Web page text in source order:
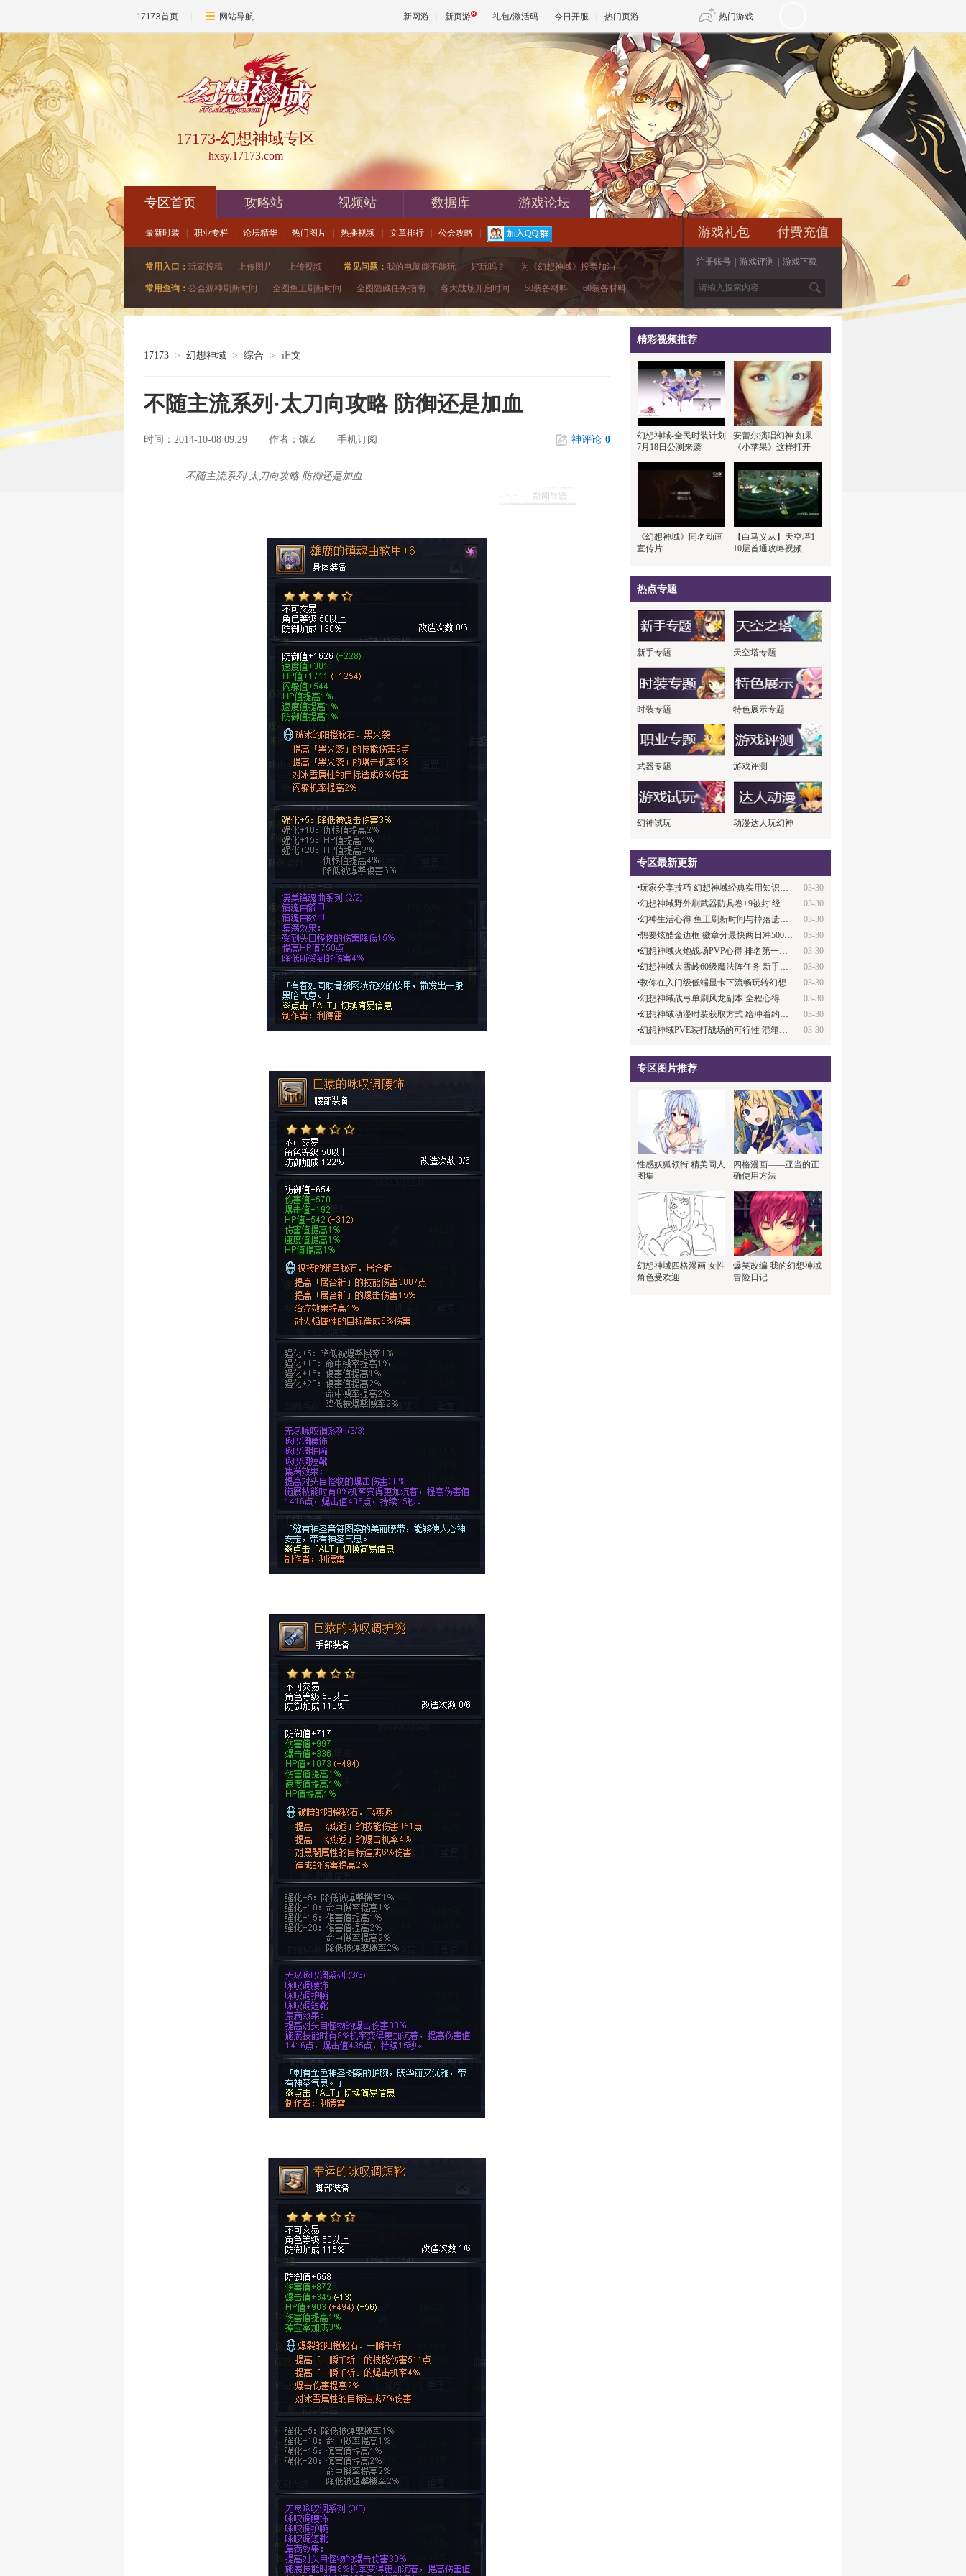
17173首页 网站导航 新网游 新页游 礼包/激活码 今日开服 热门页游 热门游戏
魔兽 DNF 传奇4
天堂 剑网3旗舰版 新天龙八部
王权与自由 诛仙世界
17173-幻想神域专区
hxsy.17173.com
专区首页 攻略站 视频站 数据库 游戏论坛
最新时装 职业专栏 论坛精华 热门图片 热播视频 文章排行 公会攻略
常用入口： 玩家投稿 上传图片 上传视频 常见问题： 我的电脑能不能玩 好玩吗？ 为《幻想神域》投票加油
常用查询： 公会源神刷新时间 全图鱼王刷新时间 全图隐藏任务指南 各大战场开启时间 50装备材料 60装备材料
游戏礼包 付费充值
注册账号 游戏评测 游戏下载
17173 > 幻想神域 > 综合 > 正文
不随主流系列·太刀向攻略 防御还是加血
时间：2014-10-08 09:29 作者： 饿Z 手机订阅 神评论 0
新闻导语
不随主流系列·太刀向攻略 防御还是加血
精彩视频推荐
幻想神域-全民时装计划
7月18日公测来袭
安蕾尔演唱幻神 如果
《小苹果》这样打开
《幻想神域》同名动画
宣传片
【白马义从】天空塔1-
10层首通攻略视频
热点专题
新手专题 天空塔专题
时装专题 特色展示专题
武器专题 游戏评测
幻神试玩 动漫达人玩幻神
专区最新更新
03-30
•玩家分享技巧 幻想神域经典实用知识大盘点
03-30
•幻想神域野外刷武器防具卷+9被封 经验与教…
03-30
•幻神生活心得 鱼王刷新时间与掉落遗产及数…
03-30
•想要炫酷金边框 徽章分最快两日冲500攻略
03-30
•幻想神域火炮战场PVP心得 排名第一经验
03-30
•幻想神域大雪岭60级魔法阵任务 新手绕路技…
03-30
•教你在入门级低端显卡下流畅玩转幻想神域
03-30
•幻想神域战弓单刷风龙副本 全程心得分享
03-30
•幻想神域动漫时装获取方式 给冲着约会大作…
03-30
•幻想神域PVE装打战场的可行性 混箱子技巧
专区图片推荐
性感妖狐领衔 精美同人
图集
四格漫画——亚当的正
确使用方法
幻想神域四格漫画 女性
角色受欢迎
爆笑改编 我的幻想神域
冒险日记